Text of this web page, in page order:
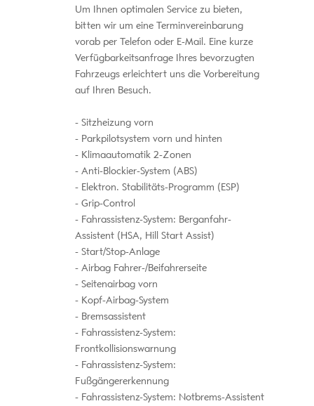
Um Ihnen optimalen Service zu bieten,
bitten wir um eine Terminvereinbarung
vorab per Telefon oder E-Mail. Eine kurze
Verfügbarkeitsanfrage Ihres bevorzugten
Fahrzeugs erleichtert uns die Vorbereitung
auf Ihren Besuch.
Sitzheizung vorn
Parkpilotsystem vorn und hinten
Klimaautomatik 2-Zonen
Anti-Blockier-System (ABS)
Elektron. Stabilitäts-Programm (ESP)
Grip-Control
Fahrassistenz-System: Berganfahr-
Assistent (HSA, Hill Start Assist)
Start/Stop-Anlage
Airbag Fahrer-/Beifahrerseite
Seitenairbag vorn
Kopf-Airbag-System
Bremsassistent
Fahrassistenz-System:
Frontkollisionswarnung
Fahrassistenz-System:
Fußgängererkennung
Fahrassistenz-System: Notbrems-Assistent